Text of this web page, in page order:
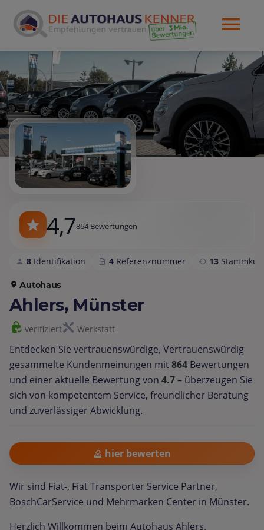
4,7864 Bewertungen
8 Identifikation 4 Referenznummer 13
Autohaus
Ahlers, Münster
verifiziert Werkstatt
Entdecken Sie vertrauenswürdige, Vertrauenswürdig
gesammelte Kundenmeinungen mit864 Bewertungen
und einer aktuelle Bewertung von 4.7– überzeugen Sie
sich von kompetentem Service, freundlicher Beratung
und zuverlässiger Abwicklung.
hier bewerten
Wir sind Fiat-, Fiat Transporter Service Partner,
BoschCarService und Mehrmarken Center in Münster.
Herzlich Willkommen beim Autohaus Ahlers.